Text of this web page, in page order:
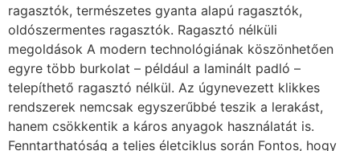
ragasztók, természetes gyanta alapú ragasztók,
oldószermentes ragasztók. Ragasztó nélküli
megoldások A modern technológiának köszönhetően
egyre több burkolat – például a laminált padló –
telepíthető ragasztó nélkül. Az úgynevezett klikkes
rendszerek nemcsak egyszerűbbé teszik a lerakást,
hanem csökkentik a káros anyagok használatát is.
Fenntarthatóság a teljes életciklus során Fontos, hogy